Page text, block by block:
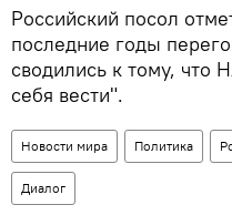
Российский посол
последние годы
сводились к тому, что
себя вести".
Новости мира Политика
Диалог